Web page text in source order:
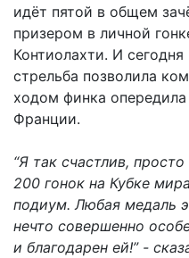
идёт пятой в общем
призером в личной
Контиолахти. И
стрельба позволила
ходом финка
Франции.
“Я так счастлив,
200 гонок на Кубке
подиум. Любая медаль
нечто совершенно
и благодарен ей!” -